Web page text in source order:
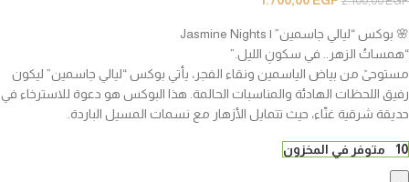
🌸 بوكس “ليالي جاسمين” | Jasmine Nights
“همساتُ الزهر.. في سكونِ الليل.”
مستوحىً من بياض الياسمين ونقاء الفجر، يأتي بوكس “ليالي جاسمين” ليكون
رفيق اللحظات الهادئة والمناسبات الحالمة. هذا البوكس هو دعوة للاسترخاء في
حديقة شرقية غنّاء، حيث تتمايل الأزهار مع نسمات المسيل الباردة.
10 متوفر في المخزون